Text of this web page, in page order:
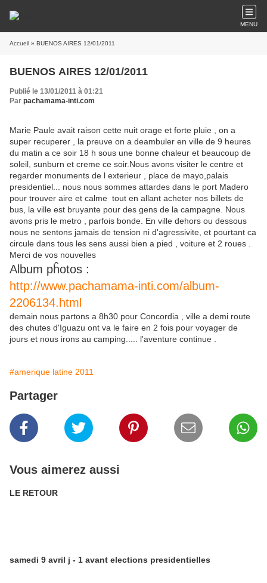
MENU
Accueil » BUENOS AIRES 12/01/2011
BUENOS AIRES 12/01/2011
Publié le 13/01/2011 à 01:21
Par pachamama-inti.com
Marie Paule avait raison cette nuit orage et forte pluie , on a
super recuperer , la preuve on a deambuler en ville de 9 heures
du matin a ce soir 18 h sous une bonne chaleur et beaucoup de
soleil, sunburn et creme ce soir.Nous avons visiter le centre et
regarder monuments de l exterieur , place de mayo,palais
presidentiel... nous nous sommes attardes dans le port Madero
pour trouver aire et calme tout en allant acheter nos billets de
bus, la ville est bruyante pour des gens de la campagne. Nous
avons pris le metro , parfois bonde. En ville dehors ou dessous
nous ne sentons jamais de tension ni d'agressivite, et pourtant ca
circule dans tous les sens aussi bien a pied , voiture et 2 roues .
Merci de vos nouvelles
Album pĥotos :
http://www.pachamama-inti.com/album-
2206134.html
demain nous partons a 8h30 pour Concordia , ville a demi route
des chutes d'Iguazu ont va le faire en 2 fois pour voyager de
jours et nous irons au camping..... l'aventure continue .
#amerique latine 2011
Partager
Vous aimerez aussi
LE RETOUR
samedi 9 avril j - 1 avant elections presidentielles